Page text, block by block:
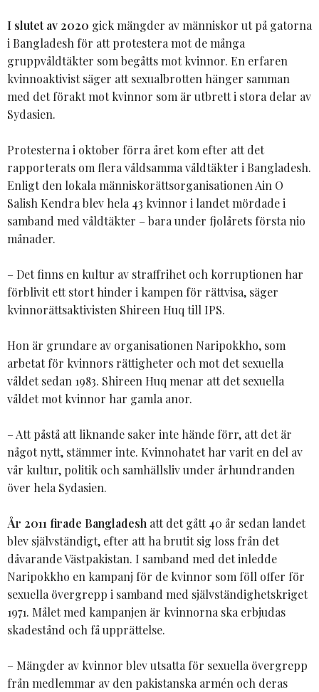
I slutet av 2020 gick mängder av människor ut på gatorna
i Bangladesh för att protestera mot de många
gruppvåldtäkter som begåtts mot kvinnor. En erfaren
kvinnoaktivist säger att sexualbrotten hänger samman
med det förakt mot kvinnor som är utbrett i stora delar av
Sydasien.
Protesterna i oktober förra året kom efter att det
rapporterats om flera våldsamma våldtäkter i Bangladesh.
Enligt den lokala människorättsorganisationen Ain O
Salish Kendra blev hela 43 kvinnor i landet mördade i
samband med våldtäkter – bara under fjolårets första nio
månader.
– Det finns en kultur av straffrihet och korruptionen har
förblivit ett stort hinder i kampen för rättvisa, säger
kvinnorättsaktivisten Shireen Huq till IPS.
Hon är grundare av organisationen Naripokkho, som
arbetat för kvinnors rättigheter och mot det sexuella
våldet sedan 1983. Shireen Huq menar att det sexuella
våldet mot kvinnor har gamla anor.
– Att påstå att liknande saker inte hände förr, att det är
något nytt, stämmer inte. Kvinnohatet har varit en del av
vår kultur, politik och samhällsliv under århundranden
över hela Sydasien.
År 2011 firade Bangladesh att det gått 40 år sedan landet
blev självständigt, efter att ha brutit sig loss från det
dåvarande Västpakistan. I samband med det inledde
Naripokkho en kampanj för de kvinnor som föll offer för
sexuella övergrepp i samband med självständighetskriget
1971. Målet med kampanjen är kvinnorna ska erbjudas
skadestånd och få upprättelse.
– Mängder av kvinnor blev utsatta för sexuella övergrepp
från medlemmar av den pakistanska armén och deras